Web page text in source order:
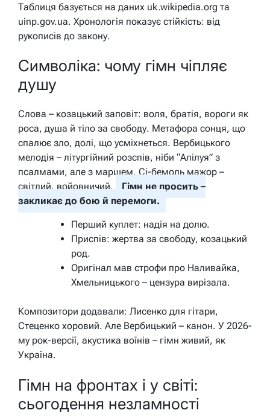
Таблиця базується на даних uk.wikipedia.org та
uinp.gov.ua. Хронологія показує стійкість: від
рукописів до закону.
Символіка: чому гімн чіпляє
душу
Слова – козацький заповіт: воля, братія, вороги як
роса, душа й тіло за свободу. Метафора сонця, що
спалює зло, долі, що усміхнеться. Вербицького
мелодія – літургійний розспів, ніби “Алілуя” з
псалмами, але з маршем. Сі-бемоль мажор –
світлий, войовничий. Гімн не просить –
закликає до бою й перемоги.
Перший куплет: надія на долю.
Приспів: жертва за свободу, козацький
род.
Оригінал мав строфи про Наливайка,
Хмельницького – цензура вирізала.
Композитори додавали: Лисенко для гітари,
Стеценко хоровий. Але Вербицький – канон. У 2026-
му рок-версії, акустика воїнів – гімн живий, як
Україна.
Гімн на фронтах і у світі:
сьогодення незламності